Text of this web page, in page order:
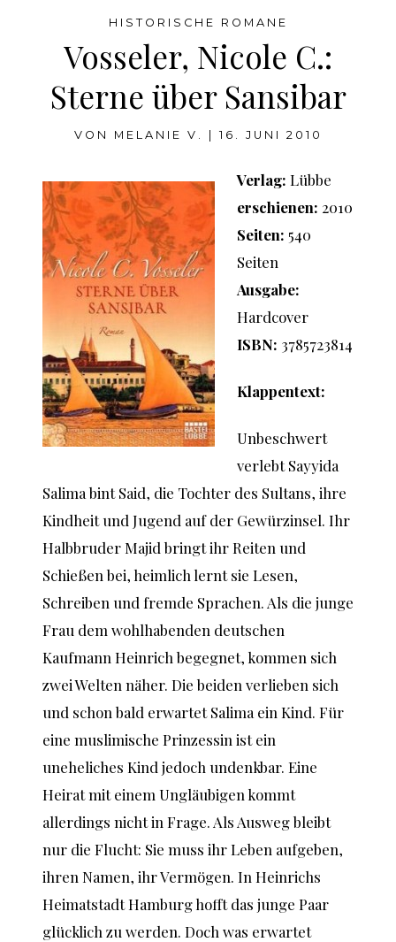
HISTORISCHE ROMANE
Vosseler, Nicole C.:
Sterne über Sansibar
VON MELANIE V. 16. JUNI 2010
Verlag: Lübbe
erschienen: 2010
Seiten: 540
Seiten
Ausgabe:
Hardcover
ISBN: 3785723814
Klappentext:
Unbeschwert
verlebt Sayyida
Salima bint Said, die Tochter des Sultans, ihre
Kindheit und Jugend auf der Gewürzinsel. Ihr
Halbbruder Majid bringt ihr Reiten und
Schießen bei, heimlich lernt sie Lesen,
Schreiben und fremde Sprachen. Als die junge
Frau dem wohlhabenden deutschen
Kaufmann Heinrich begegnet, kommen sich
zwei Welten näher. Die beiden verlieben sich
und schon bald erwartet Salima ein Kind. Für
eine muslimische Prinzessin ist ein
uneheliches Kind jedoch undenkbar. Eine
Heirat mit einem Ungläubigen kommt
allerdings nicht in Frage. Als Ausweg bleibt
nur die Flucht: Sie muss ihr Leben aufgeben,
ihren Namen, ihr Vermögen. In Heinrichs
Heimatstadt Hamburg hofft das junge Paar
glücklich zu werden. Doch was erwartet